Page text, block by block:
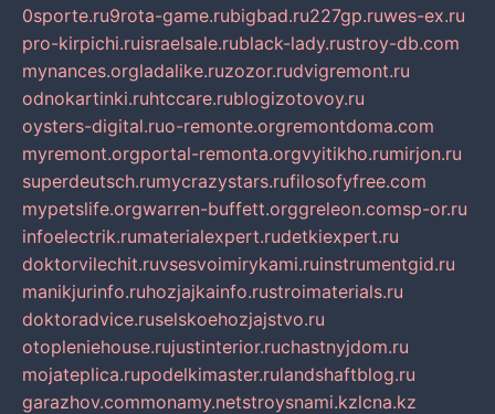
0sporte.ru9rota-game.rubigbad.ru227gp.ruwes-ex.ru
pro-kirpichi.ruisraelsale.rublack-lady.rustroy-db.com
mynances.orgladalike.ruzozor.rudvigremont.ru
odnokartinki.ruhtccare.rublogizotovoy.ru
oysters-digital.ruo-remonte.orgremontdoma.com
myremont.orgportal-remonta.orgvyitikho.rumirjon.ru
superdeutsch.rumycrazystars.rufilosofyfree.com
mypetslife.orgwarren-buffett.orggreleon.comsp-or.ru
infoelectrik.rumaterialexpert.rudetkiexpert.ru
doktorvilechit.ruvsesvoimirykami.ruinstrumentgid.ru
manikjurinfo.ruhozjajkainfo.rustroimaterials.ru
doktoradvice.ruselskoehozjajstvo.ru
otopleniehouse.rujustinterior.ruchastnyjdom.ru
mojateplica.rupodelkimaster.rulandshaftblog.ru
garazhov.commonamy.netstroysnami.kzlcna.kz